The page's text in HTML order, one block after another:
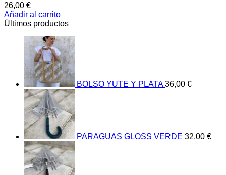
26,00 €
Añadir al carrito
Últimos productos
BOLSO YUTE Y PLATA 36,00 €
PARAGUAS GLOSS VERDE 32,00 €